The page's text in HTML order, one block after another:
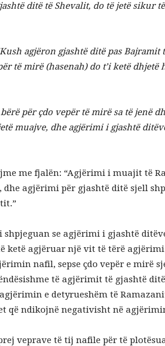
ditë të Shevalit, do të jetë sikur
agjëron gjashtë ditë pas Bajramit
të mirë (hasenah) do t’i ketë dhjetë
për çdo vepër të mirë sa të jenë
muajve, dhe agjërimi i gjashtë
me fjalën: “Agjërimi i muajit të
agjërimi për gjashtë ditë sjell
se agjërimi i gjashtë
ketë agjëruar një vit të tërë agjërimi
nafil, sepse çdo vepër e mirë
të agjërimit të gjashtë
e detyrueshëm të
që ndikojnë negativisht në
veprave të tij nafile për të